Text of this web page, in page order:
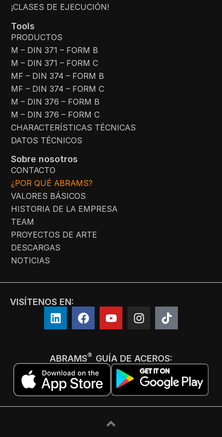
¡CLASES DE EJECUCIÓN!
Tools
PRODUCTOS
M – DIN 371 – FORM B
M – DIN 371 – FORM C
MF – DIN 374 – FORM B
MF – DIN 374 – FORM C
M – DIN 376 – FORM B
M – DIN 376 – FORM C
CHARACTERÍSTICAS TÉCNICAS
DATOS TÉCNICOS
Sobre nosotros
CONTACTO
¿POR QUÉ ABRAMS?
VALORES BÁSICOS
HISTORIA DE LA EMPRESA
TEAM
PROYECTOS DE ARTE
DESCARGAS
NOTICIAS
VISÍTENOS EN:
ABRAMS® GUÍA DE ACEROS: